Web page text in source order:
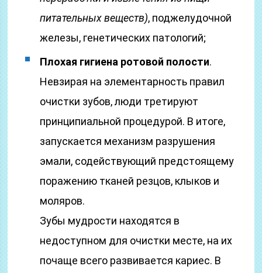
питательных веществ), поджелудочной
железы, генетических патологий;
Плохая гигиена ротовой полости.
Невзирая на элементарность правил
очистки зубов, люди третируют
принципиальной процедурой. В итоге,
запускается механизм разрушения
эмали, содействующий предстоящему
поражению тканей резцов, клыков и
моляров.
Зубы мудрости находятся в
недоступном для очистки месте, на их
почаще всего развивается кариес. В